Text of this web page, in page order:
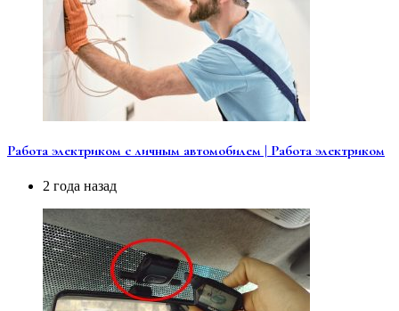
Работа электриком с личным автомобилем | Работа электриком
2 года назад